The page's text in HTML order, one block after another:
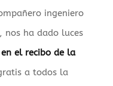
ingeniero
ha dado luces
el recibo de la
a todos la